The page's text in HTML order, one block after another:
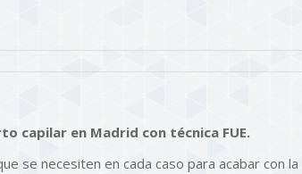
capilar en Madrid con técnica FUE.
se necesiten en cada caso para acabar con la